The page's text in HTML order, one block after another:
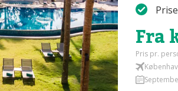
Fra
Pris pr.